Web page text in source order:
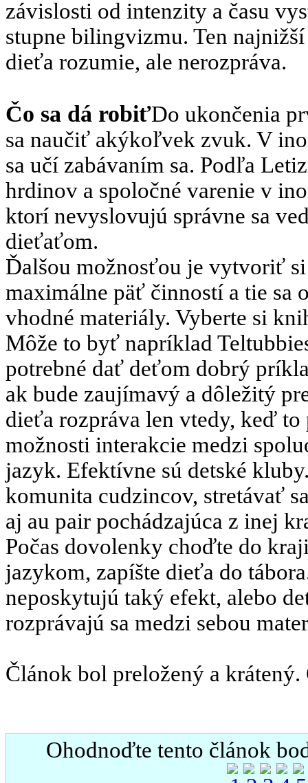
závislosti od intenzity a času
stupne bilingvizmu. Ten
dieťa rozumie, ale nerozpráva.
Čo sa dá robiťDo ukončenia
sa naučiť akýkoľvek zvuk. V
sa učí zabávaním sa. Podľa
hrdinov a spoločné varenie v
ktorí nevyslovujú správne sa
dieťaťom.
Ďalšou možnosťou je vytvoriť
maximálne päť činností a tie sa
vhodné materiály. Vyberte si
Môže to byť napríklad
potrebné dať deťom dobrý
ak bude zaujímavý a dôležitý
dieťa rozpráva len vtedy, keď
možnosti interakcie medzi
jazyk. Efektívne sú detské
komunita cudzincov, stretávať
aj au pair pochádzajúca z inej
Počas dovolenky choďte do
jazykom, zapíšte dieťa do
neposkytujú taký efekt, alebo
rozprávajú sa medzi sebou
Článok bol preložený a
Ohodnoďte tento článok